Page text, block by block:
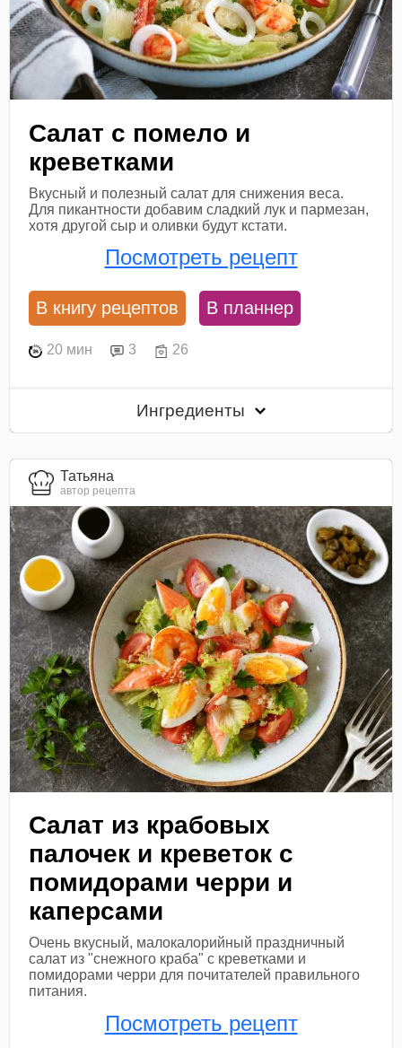
Салат с помело и
креветками
Вкусный и полезный салат для снижения веса.
Для пикантности добавим сладкий лук и пармезан,
хотя другой сыр и оливки будут кстати.
Посмотреть рецепт
В книгу рецептов В планнер
20 мин 3 26
Ингредиенты
Татьяна
автор рецепта
Салат из крабовых
палочек и креветок с
помидорами черри и
каперсами
Очень вкусный, малокалорийный праздничный
салат из "снежного краба" с креветками и
помидорами черри для почитателей правильного
питания.
Посмотреть рецепт